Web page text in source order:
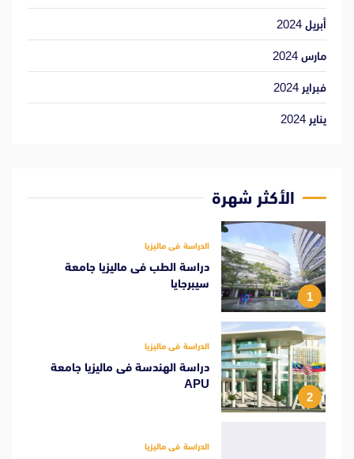
أبريل 2024
مارس 2024
فبراير 2024
يناير 2024
الأكثر شهرة
1
الدراسة فى ماليزيا
دراسة الطب فى ماليزيا جامعة
سيبرجايا
2
الدراسة فى ماليزيا
دراسة الهندسة فى ماليزيا جامعة
APU
الدراسة فى ماليزيا